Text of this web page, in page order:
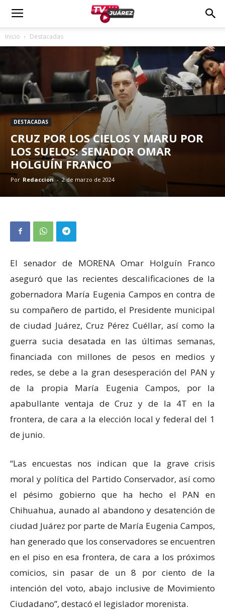
Inicio Destacadas
DESTACADAS
CRUZ POR LOS CIELOS Y MARU POR
LOS SUELOS: SENADOR OMAR
HOLGUÍN FRANCO
Por Redaccion - 2 de marzo de 2024
El senador de MORENA Omar Holguín Franco
aseguró que las recientes descalificaciones de la
gobernadora María Eugenia Campos en contra de
su compañero de partido, el Presidente municipal
de ciudad Juárez, Cruz Pérez Cuéllar, así como la
guerra sucia desatada en las últimas semanas,
financiada con millones de pesos en medios y
redes, se debe a la gran desesperación del PAN y
de la propia María Eugenia Campos, por la
apabullante ventaja de Cruz y de la 4T en la
frontera, de cara a la elección local y federal del 1
de junio.
“Las encuestas nos indican que la grave crisis
moral y política del Partido Conservador, así como
el pésimo gobierno que ha hecho el PAN en
Chihuahua, aunado al abandono y desatención de
ciudad Juárez por parte de María Eugenia Campos,
han generado que los conservadores se encuentren
en el piso en esa frontera, de cara a los próximos
comicios, sin pasar de un 8 por ciento de la
intención del voto, abajo inclusive de Movimiento
Ciudadano”, destacó el legislador morenista.